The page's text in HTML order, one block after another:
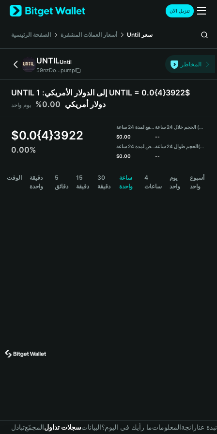
English
日本語
Русский
Español (Latinoamérica)
Türkçe
Deutsch
简体中文
Português (Portugal)
Bahasa Indonesia
বাংলা
تنزيل الآن
الصفحة الرئيسية أسعار العملات المشفرة Until سعر
UNTILUntil
59nzDo...pump
المخاطر
UNTIL إلى الدولار الأمريكي: 1 UNTIL = 0.0{4}3922$
دولار أمريكي 0.00% يوم واحد
$0.0{4}3922
0.00%
مرتفع لمدة 24 ساعة
$0.00
منخفض لمدة 24 ساعة
$0.00
الحجم خلال 24 ساعة (UNTIL)
--
الحجم طوال 24 ساعة(USDT)
--
الوقت
دقيقة
واحدة
5
دقائق
15
دقيقة
30
دقيقة
ساعة
واحدة
4
ساعات
يوم
واحد
أسبوع
واحد
تبادلالمجمّعسجلات تداولالبياناتما رأيك في اليوم؟المعلوماترائجةنبذة عنا